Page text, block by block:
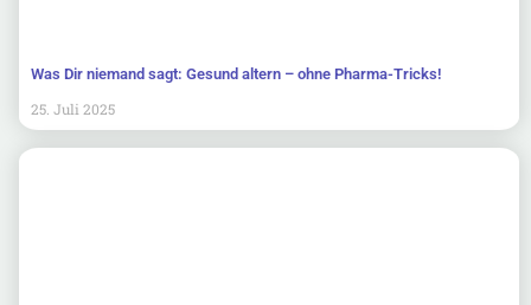
Was Dir niemand sagt: Gesund altern – ohne Pharma-Tricks!
25. Juli 2025